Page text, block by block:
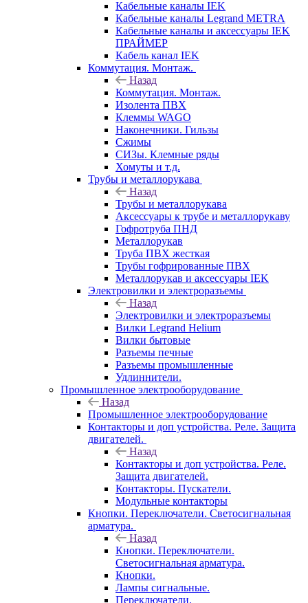
Кабельные каналы IEK
Кабельные каналы Legrand METRA
Кабельные каналы и аксессуары IEK
ПРАЙМЕР
Кабель канал IEK
Коммутация. Монтаж.
Назад
Коммутация. Монтаж.
Изолента ПВХ
Клеммы WAGO
Наконечники. Гильзы
Сжимы
СИЗы. Клемные ряды
Хомуты и т.д.
Трубы и металлорукава
Назад
Трубы и металлорукава
Аксессуары к трубе и металлорукаву
Гофротруба ПНД
Металлорукав
Труба ПВХ жесткая
Трубы гофрированные ПВХ
Металлорукав и аксессуары IEK
Электровилки и электроразъемы
Назад
Электровилки и электроразъемы
Вилки Legrand Helium
Вилки бытовые
Разъемы печные
Разъемы промышленные
Удлиннители.
Промышленное электрооборудование
Назад
Промышленное электрооборудование
Контакторы и доп устройства. Реле. Защита
двигателей.
Назад
Контакторы и доп устройства. Реле.
Защита двигателей.
Контакторы. Пускатели.
Модульные контакторы
Кнопки. Переключатели. Светосигнальная
арматура.
Назад
Кнопки. Переключатели.
Светосигнальная арматура.
Кнопки.
Лампы сигнальные.
Переключатели.